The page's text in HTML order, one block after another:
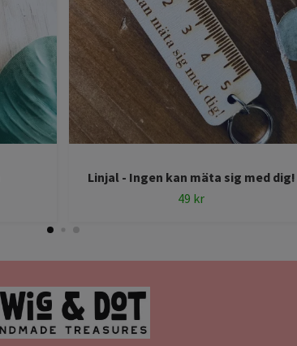
Linjal - Ingen kan mäta sig med dig!
49 kr